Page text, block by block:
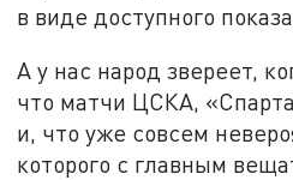
в виде доступного
А у нас народ звереет,
что матчи ЦСКА,
и, что уже совсем
которого с главным